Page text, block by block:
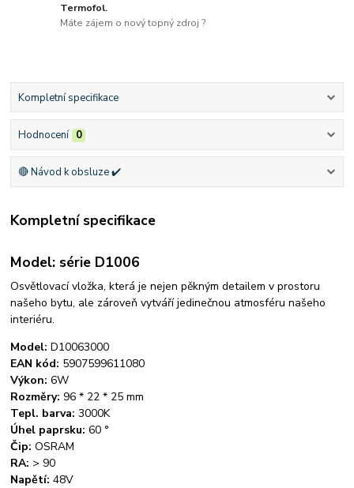
Termofol.
Máte zájem o nový topný zdroj ?
Kompletní specifikace
Hodnocení 0
🔴 Návod k obsluze ✔️
Kompletní specifikace
Model: série D1006
Osvětlovací vložka, která je nejen pěkným detailem v prostoru
našeho bytu, ale zároveň vytváří jedinečnou atmosféru našeho
interiéru.
Model: D10063000
EAN kód: 5907599611080
Výkon: 6W
Rozměry: 96 * 22 * ​​25 mm
Tepl. barva: 3000K
Úhel paprsku: 60 °
Čip: OSRAM
RA: > 90
Napětí: 48V